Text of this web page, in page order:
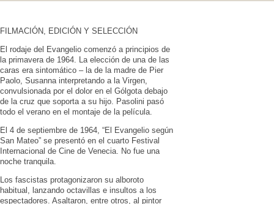
FILMACIÓN, EDICIÓN Y SELECCIÓN
El rodaje del Evangelio comenzó a principios de
la primavera de 1964. La elección de una de las
caras era sintomático – la de la madre de Pier
Paolo, Susanna interpretando a la Virgen,
convulsionada por el dolor en el Gólgota debajo
de la cruz que soporta a su hijo. Pasolini pasó
todo el verano en el montaje de la película.
El 4 de septiembre de 1964, “El Evangelio según
San Mateo” se presentó en el cuarto Festival
Internacional de Cine de Venecia. No fue una
noche tranquila.
Los fascistas protagonizaron su alboroto
habitual, lanzando octavillas e insultos a los
espectadores. Asaltaron, entre otros, al pintor